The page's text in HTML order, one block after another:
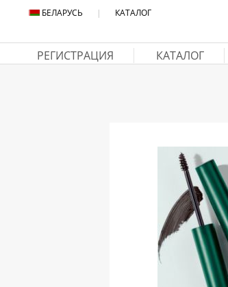
БЕЛАРУСЬ | КАТАЛОГ
РЕГИСТРАЦИЯ КАТАЛОГ